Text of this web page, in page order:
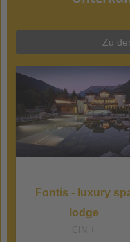
Zu
Fontis - luxury
lodge
CIN +